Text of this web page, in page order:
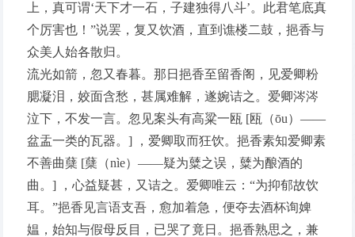
上，真可谓‘天下才一石，子建独得八斗’。此君笔底真
个厉害也！”说罢，复又饮酒，直到谯楼二鼓，挹香与
众美人始各散归。
流光如箭，忽又春暮。那日挹香至留香阁，见爱卿粉
腮凝泪，姣面含愁，甚属难解，遂婉诘之。爱卿涔涔
泣下，不发一言。忽见案头有高粱一瓯 [瓯（ōu）——
盆盂一类的瓦器。] ，爱卿取而狂饮。挹香素知爱卿素
不善曲蘖 [蘖（nìe）——疑为糵之误，糵为酿酒的
曲。] ，心益疑甚，又诘之。爱卿唯云：“为抑郁故饮
耳。”挹香见言语支吾，愈加着急，便夺去酒杯询婢
媪，始知与假母反目，已哭了竟日。挹香熟思之，兼